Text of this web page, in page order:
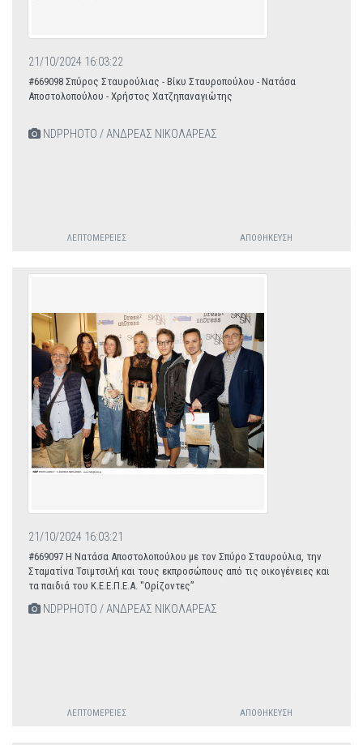
21/10/2024 16:03:22
#669098 Σπύρος Σταυρούλιας - Βίκυ Σταυροπούλου - Νατάσα
Αποστολοπούλου - Χρήστος Χατζηπαναγιώτης
NDPPHOTO / ΑΝΔΡΕΑΣ ΝΙΚΟΛΑΡΕΑΣ
ΛΕΠΤΟΜΈΡΕΙΕΣ ΑΠΟΘΉΚΕΥΣΗ
21/10/2024 16:03:21
#669097 Η Νατάσα Αποστολοπούλου με τον Σπύρο Σταυρούλια, την
Σταματίνα Τσιμτσιλή και τους εκπροσώπους από τις οικογένειες και
τα παιδιά του Κ.Ε.Ε.Π.Ε.Α. "Ορίζοντες”
NDPPHOTO / ΑΝΔΡΕΑΣ ΝΙΚΟΛΑΡΕΑΣ
ΛΕΠΤΟΜΈΡΕΙΕΣ ΑΠΟΘΉΚΕΥΣΗ